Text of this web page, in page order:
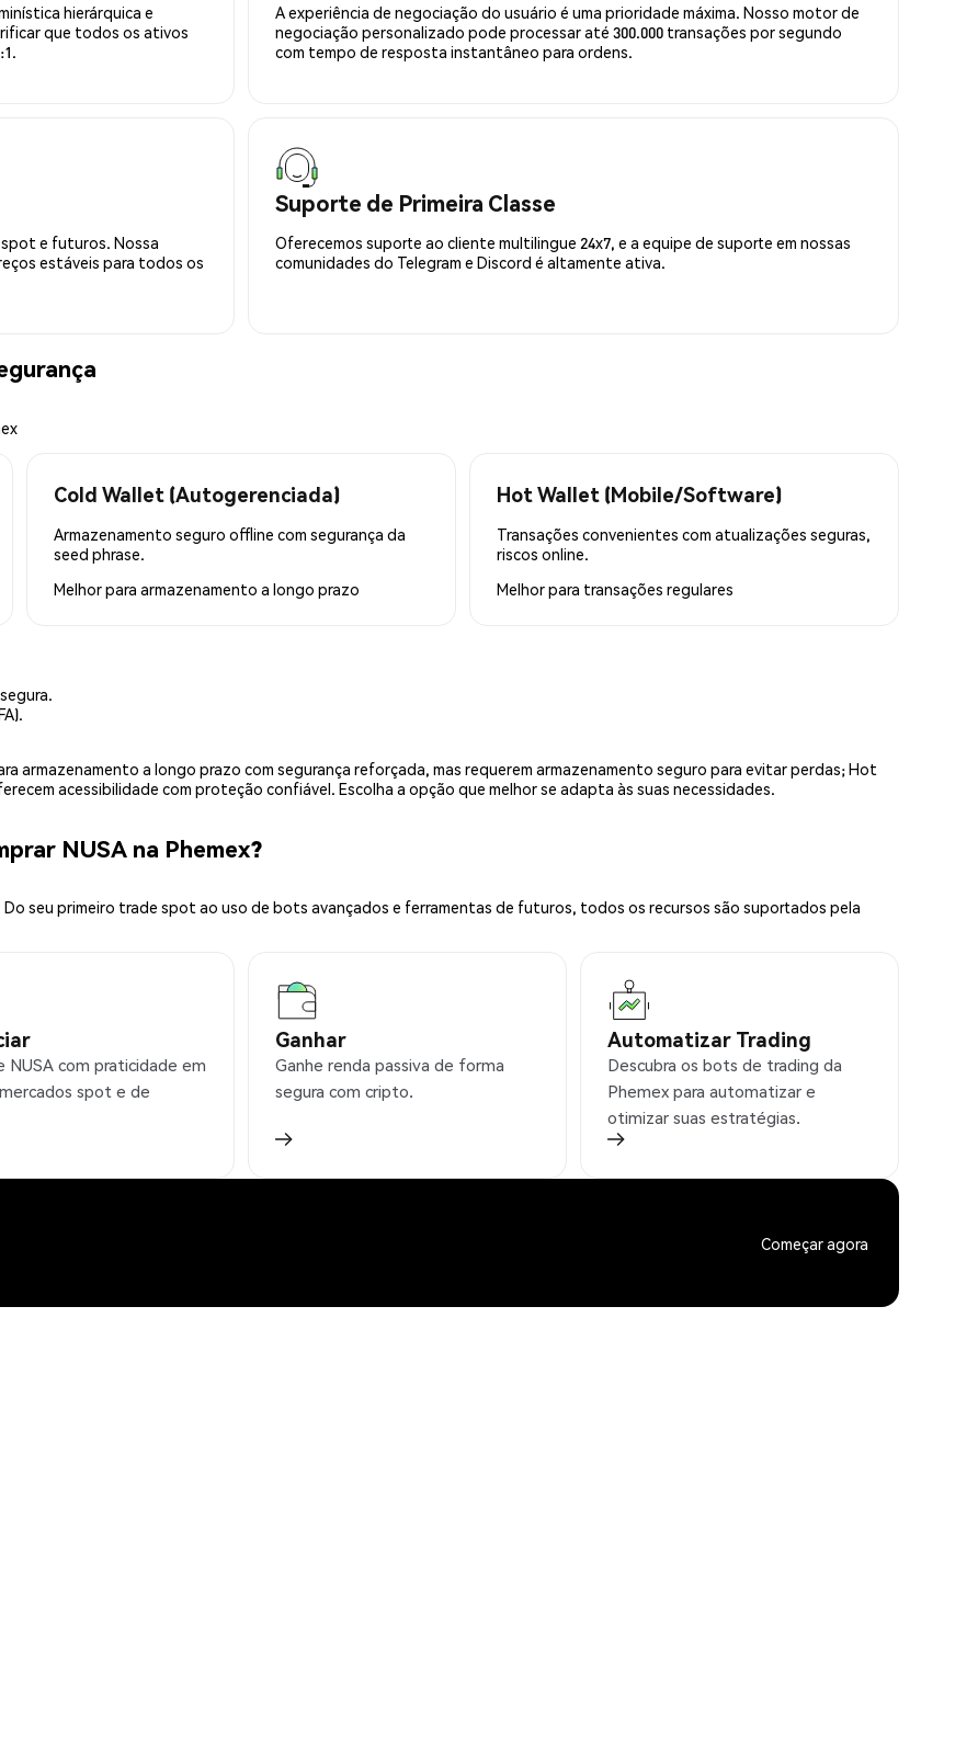
hierárquica e
que todos os ativos
A experiência de negociação do usuário é uma prioridade máxima. Nosso motor de
negociação personalizado pode processar até 300.000 transações por segundo
com tempo de resposta instantâneo para ordens.
e futuros. Nossa
estáveis para todos os
Suporte de Primeira Classe
Oferecemos suporte ao cliente multilingue 24x7, e a equipe de suporte em nossas
comunidades do Telegram e Discord é altamente ativa.
Cold Wallet (Autogerenciada)
Armazenamento seguro offline com segurança da
seed phrase.
Melhor para armazenamento a longo prazo
Hot Wallet (Mobile/Software)
Transações convenientes com atualizações seguras,
riscos online.
Melhor para transações regulares
armazenamento a longo prazo com segurança reforçada, mas requerem armazenamento seguro para evitar perdas; Hot
acessibilidade com proteção confiável. Escolha a opção que melhor se adapta às suas necessidades.
NUSA na Phemex?
Do seu primeiro trade spot ao uso de bots avançados e ferramentas de futuros, todos os recursos são suportados pela
NUSA com praticidade em
spot e de
Ganhar
Ganhe renda passiva de forma
segura com cripto.
Automatizar Trading
Descubra os bots de trading da
Phemex para automatizar e
otimizar suas estratégias.
Começar agora